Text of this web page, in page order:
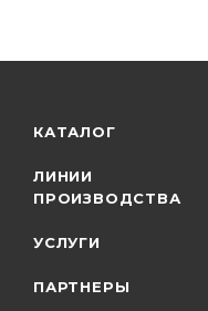
КАТАЛОГ
ЛИНИИ
ПРОИЗВОДСТВА
УСЛУГИ
ПАРТНЕРЫ